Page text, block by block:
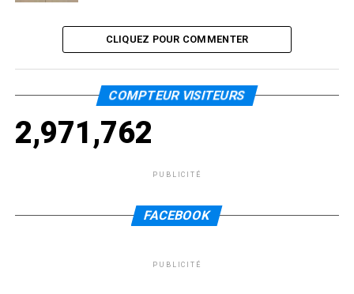
CLIQUEZ POUR COMMENTER
COMPTEUR VISITEURS
2,971,762
PUBLICITÉ
FACEBOOK
PUBLICITÉ